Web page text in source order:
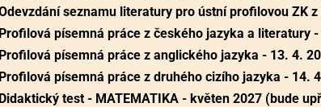
seznamu literatury pro ústní profilovou ZK
Profilová písemná práce z českého jazyka a literatury
Profilová písemná práce z anglického jazyka - 13. 4.
Profilová písemná práce z druhého cizího jazyka - 14.
Didaktický test - MATEMATIKA - květen 2027 (bude